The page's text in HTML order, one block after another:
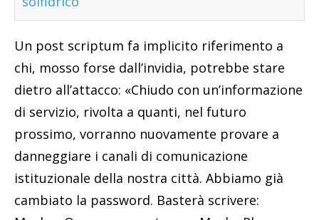
Un post scriptum fa implicito riferimento a
chi, mosso forse dall’invidia, potrebbe stare
dietro all’attacco: «Chiudo con un’informazione
di servizio, rivolta a quanti, nel futuro
prossimo, vorranno nuovamente provare a
danneggiare i canali di comunicazione
istituzionale della nostra città. Abbiamo già
cambiato la password. Basterà scrivere: